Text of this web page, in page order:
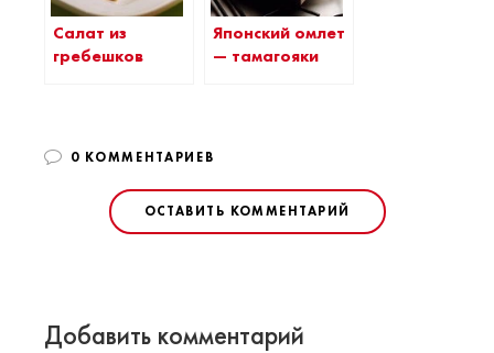
Салат из
гребешков
Японский омлет
— тамагояки
0 КОММЕНТАРИЕВ
ОСТАВИТЬ КОММЕНТАРИЙ
Добавить комментарий